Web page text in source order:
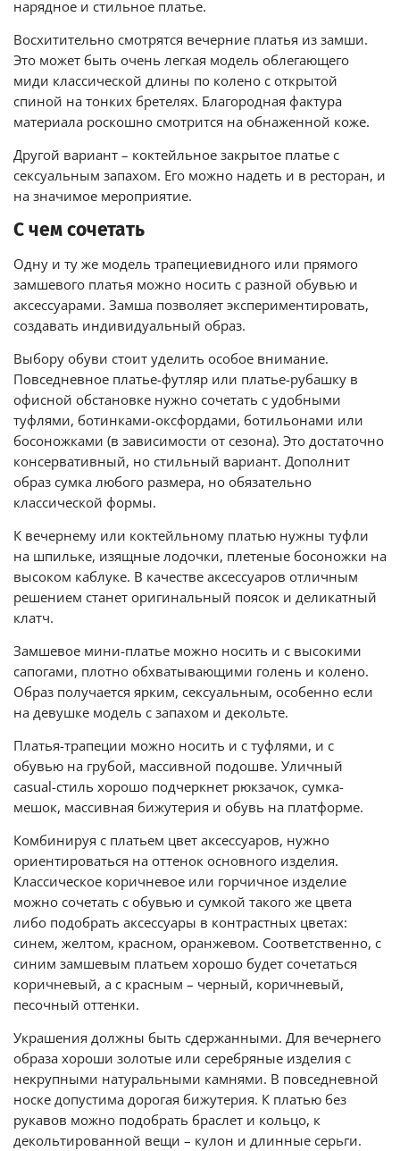
нарядное и стильное платье.
Восхитительно смотрятся вечерние платья из замши.
Это может быть очень легкая модель облегающего
миди классической длины по колено с открытой
спиной на тонких бретелях. Благородная фактура
материала роскошно смотрится на обнаженной коже.
Другой вариант – коктейльное закрытое платье с
сексуальным запахом. Его можно надеть и в ресторан, и
на значимое мероприятие.
С чем сочетать
Одну и ту же модель трапециевидного или прямого
замшевого платья можно носить с разной обувью и
аксессуарами. Замша позволяет экспериментировать,
создавать индивидуальный образ.
Выбору обуви стоит уделить особое внимание.
Повседневное платье-футляр или платье-рубашку в
офисной обстановке нужно сочетать с удобными
туфлями, ботинками-оксфордами, ботильонами или
босоножками (в зависимости от сезона). Это достаточно
консервативный, но стильный вариант. Дополнит
образ сумка любого размера, но обязательно
классической формы.
К вечернему или коктейльному платью нужны туфли
на шпильке, изящные лодочки, плетеные босоножки на
высоком каблуке. В качестве аксессуаров отличным
решением станет оригинальный поясок и деликатный
клатч.
Замшевое мини-платье можно носить и с высокими
сапогами, плотно обхватывающими голень и колено.
Образ получается ярким, сексуальным, особенно если
на девушке модель с запахом и декольте.
Платья-трапеции можно носить и с туфлями, и с
обувью на грубой, массивной подошве. Уличный
casual-стиль хорошо подчеркнет рюкзачок, сумка-
мешок, массивная бижутерия и обувь на платформе.
Комбинируя с платьем цвет аксессуаров, нужно
ориентироваться на оттенок основного изделия.
Классическое коричневое или горчичное изделие
можно сочетать с обувью и сумкой такого же цвета
либо подобрать аксессуары в контрастных цветах:
синем, желтом, красном, оранжевом. Соответственно, с
синим замшевым платьем хорошо будет сочетаться
коричневый, а с красным – черный, коричневый,
песочный оттенки.
Украшения должны быть сдержанными. Для вечернего
образа хороши золотые или серебряные изделия с
некрупными натуральными камнями. В повседневной
носке допустима дорогая бижутерия. К платью без
рукавов можно подобрать браслет и кольцо, к
декольтированной вещи – кулон и длинные серьги.